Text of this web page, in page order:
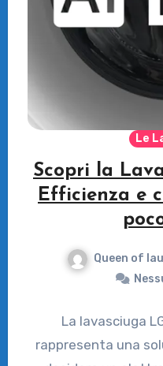
Le
Scopri la
Efficienza e
Queen of
La lavasciuga
rappresenta una